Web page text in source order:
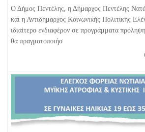
Ο Δήμος Πεντέλης, η Δήμαρχος Πεντέλης
και η Αντιδήμαρχος Κοινωνικής Πολιτικής
ιδιαίτερο ενδιαφέρον σε προγράμματα
θα πραγματοποιήσ